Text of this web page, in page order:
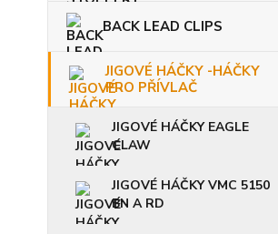
BACK LEAD CLIPS
JIGOVÉ HÁČKY -HÁČKY
PRO PŘÍVLAČ
JIGOVÉ HÁČKY EAGLE
CLAW
JIGOVÉ HÁČKY VMC 5150
BN A RD